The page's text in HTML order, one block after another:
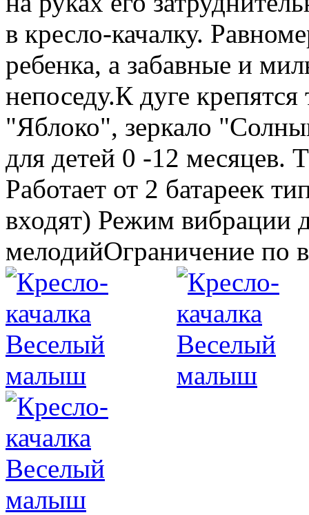
в кресло-качалку.
ребенка, а забавные и
непоседу.К дуге
"Яблоко", зеркало
для детей 0 -12 месяцев.
Работает от 2 батареек
входят) Режим вибрации
мелодийОграничение по